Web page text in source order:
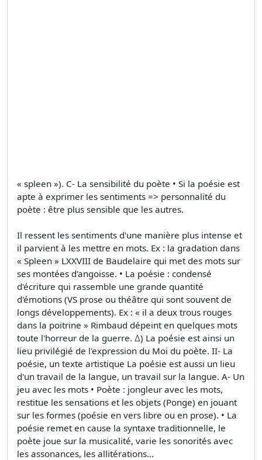
« spleen »). C- La sensibilité du poète • Si la poésie est
apte à exprimer les sentiments => personnalité du
poète : être plus sensible que les autres.
Il ressent les sentiments d'une manière plus intense et
il parvient à les mettre en mots. Ex : la gradation dans
« Spleen » LXXVIII de Baudelaire qui met des mots sur
ses montées d'angoisse. • La poésie : condensé
d'écriture qui rassemble une grande quantité
d'émotions (VS prose ou théâtre qui sont souvent de
longs développements). Ex : « il a deux trous rouges
dans la poitrine » Rimbaud dépeint en quelques mots
toute l'horreur de la guerre. ∆) La poésie est ainsi un
lieu privilégié de l'expression du Moi du poète. II- La
poésie, un texte artistique La poésie est aussi un lieu
d'un travail de la langue, un travail sur la langue. A- Un
jeu avec les mots • Poète : jongleur avec les mots,
restitue les sensations et les objets (Ponge) en jouant
sur les formes (poésie en vers libre ou en prose). • La
poésie remet en cause la syntaxe traditionnelle, le
poète joue sur la musicalité, varie les sonorités avec
les assonances, les allitérations...